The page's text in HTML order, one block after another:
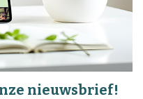
nieuwsbrief!